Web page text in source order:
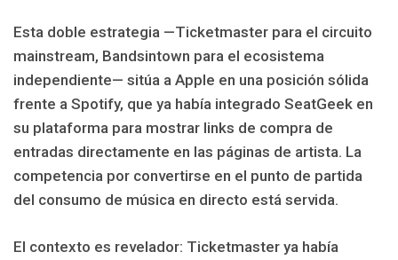
Esta doble estrategia —Ticketmaster para el circuito
mainstream, Bandsintown para el ecosistema
independiente— sitúa a Apple en una posición sólida
frente a Spotify, que ya había integrado SeatGeek en
su plataforma para mostrar links de compra de
entradas directamente en las páginas de artista. La
competencia por convertirse en el punto de partida
del consumo de música en directo está servida.
El contexto es revelador: Ticketmaster ya había